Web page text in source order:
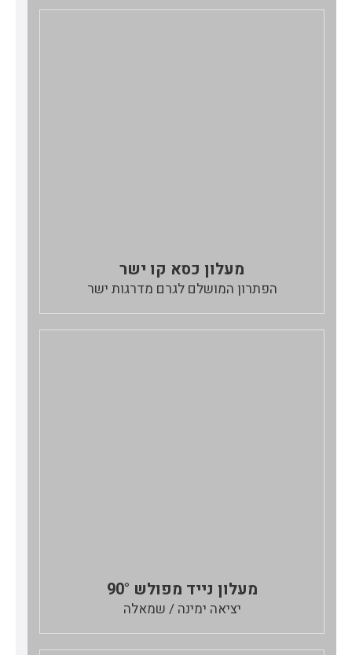
מעלון כסא קו ישר
הפתרון המושלם לגרם מדרגות ישר
מעלון נייד מפולש 90°
יציאה ימינה / שמאלה